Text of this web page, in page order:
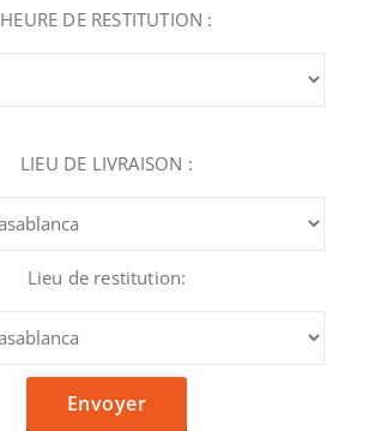
HEURE DE RESTITUTION :
LIEU DE LIVRAISON :
Lieu de restitution: